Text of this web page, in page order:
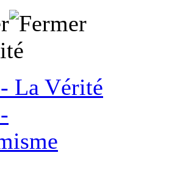
La Vérité